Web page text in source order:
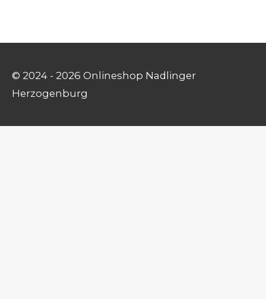
© 2024 - 2026 Onlineshop Nadlinger
Herzogenburg